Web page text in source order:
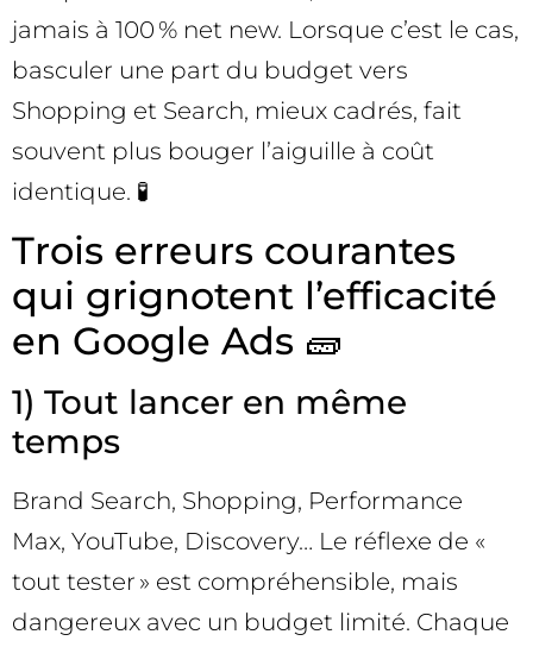
jamais à 100 % net new. Lorsque c’est le cas,
basculer une part du budget vers
Shopping et Search, mieux cadrés, fait
souvent plus bouger l’aiguille à coût
identique. 🧪
Trois erreurs courantes
qui grignotent l’efficacité
en Google Ads 🧱
1) Tout lancer en même
temps
Brand Search, Shopping, Performance
Max, YouTube, Discovery… Le réflexe de «
tout tester » est compréhensible, mais
dangereux avec un budget limité. Chaque